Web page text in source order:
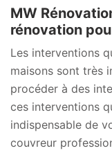
MW
rénovation
Les interventions
maisons sont très
procéder à des
ces interventions
indispensable de
couvreur